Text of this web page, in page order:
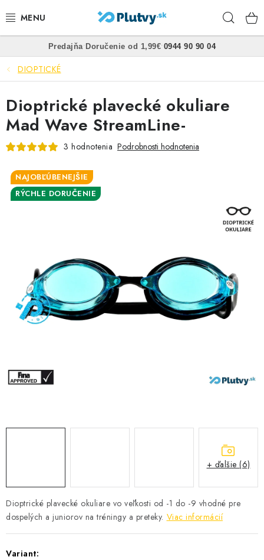
na
PLÁVANIE
ŠNORCHLOVANIE
FREEDIVING
SPEARFISHING
POTÁPANIE
OBLEČENIE
VŠETKO PRE DETI
HRAČKY DO VODY
PODVODNÉ SKÚTRE
CVIČENIE
Predajňa• Doručenie od 1,99€• 0944 90 90 04
DIOPTICKÉ
Dioptrické plavecké okuliare vo veľkosti od -1 do -9 vhodné pre
dospelých a juniorov na tréningy a preteky. Viac informácií
Variant:
Dioptrické plavecké okuliare
Mad Wave StreamLine-
3 hodnotenia Podrobnosti hodnotenia
NAJOBĽÚBENEJŠIE
RÝCHLE DORUČENIE
+ ďalšie (6)